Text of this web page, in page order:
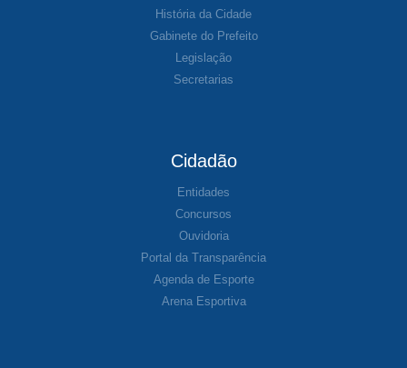
História da Cidade
Gabinete do Prefeito
Legislação
Secretarias
Cidadão
Entidades
Concursos
Ouvidoria
Portal da Transparência
Agenda de Esporte
Arena Esportiva